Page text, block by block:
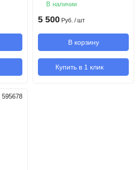
В наличии
5 500 Руб. / шт
В корзину
Купить в 1 клик
595678